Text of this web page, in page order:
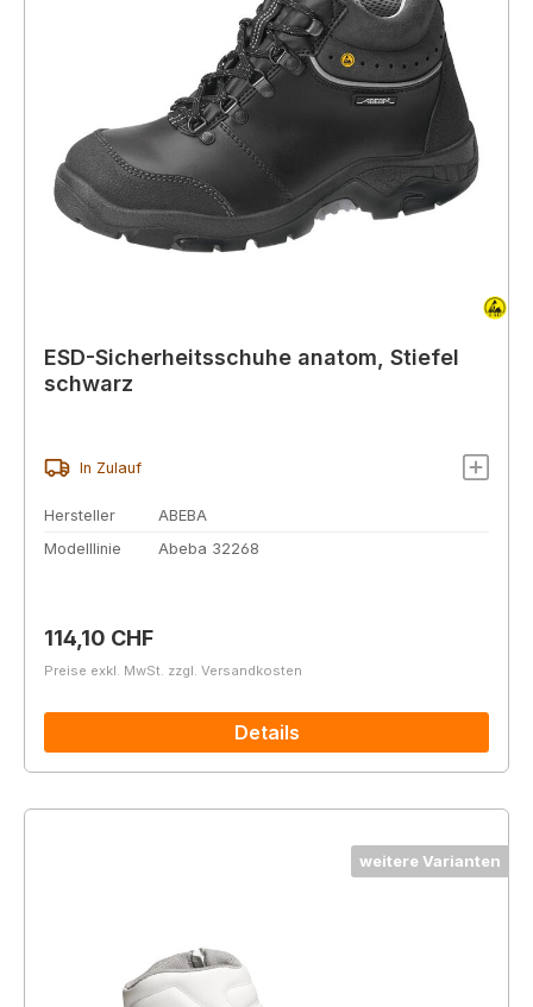
ESD-Sicherheitsschuhe anatom, Stiefel
schwarz
In Zulauf
Hersteller
ABEBA
Modelllinie
Abeba 32268
Regulärer Preis:
114,10 CHF
Preise exkl. MwSt. zzgl. Versandkosten
Details
weitere Varianten